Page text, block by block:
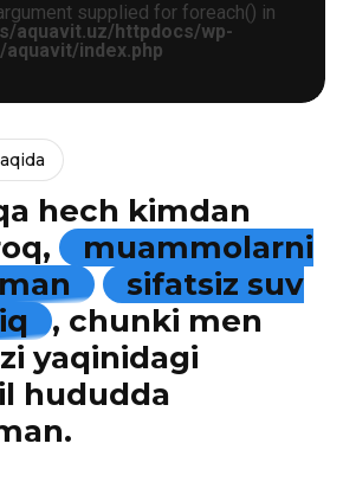
supplied for foreach() in
aquavit.uz/httpdocs/wp-
index.php
hech kimdan
muammolarni
sifatsiz suv
, chunki men
yaqinidagi
hududda